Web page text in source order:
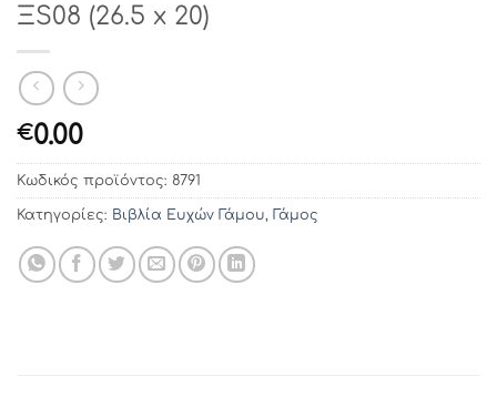
ΞS08 (26.5 x 20)
€0.00
Κωδικός προϊόντος: 8791
Κατηγορίες: Βιβλία Ευχών Γάμου, Γάμος